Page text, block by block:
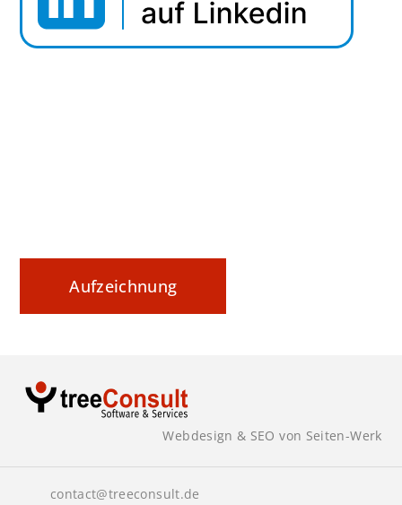
Aufzeichnung
Webdesign & SEO von Seiten-Werk
contact@treeconsult.de